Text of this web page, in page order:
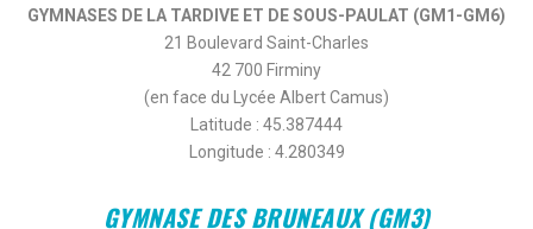
GYMNASES DE LA TARDIVE ET DE SOUS-PAULAT (GM1-GM6)
21 Boulevard Saint-Charles
42 700 Firminy
(en face du Lycée Albert Camus)
Latitude : 45.387444
Longitude : 4.280349
GYMNASE DES BRUNEAUX (GM3)